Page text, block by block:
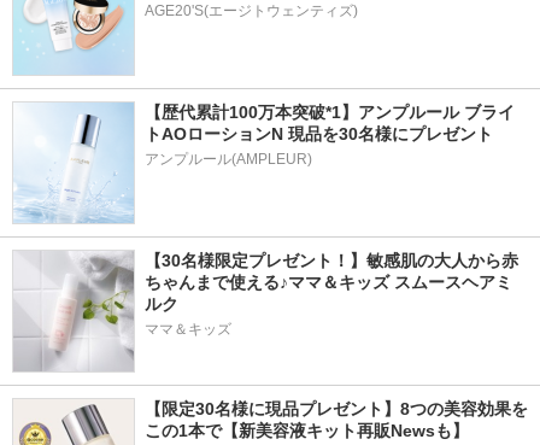
AGE20'S(エージトウェンティズ)
【歴代累計100万本突破*1】アンプルール ブライ
トAOローションN 現品を30名様にプレゼント
アンプルール(AMPLEUR)
【30名様限定プレゼント！】敏感肌の大人から赤
ちゃんまで使える♪ママ＆キッズ スムースヘアミ
ルク
ママ＆キッズ
【限定30名様に現品プレゼント】8つの美容効果を
この1本で【新美容液キット再販Newsも】